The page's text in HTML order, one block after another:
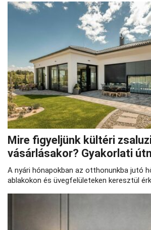
Mire figyeljünk kültéri
vásárlásakor? Gyakorlati
A nyári hónapokban az otthonunkba jutó
ablakokon és üvegfelületeken keresztül